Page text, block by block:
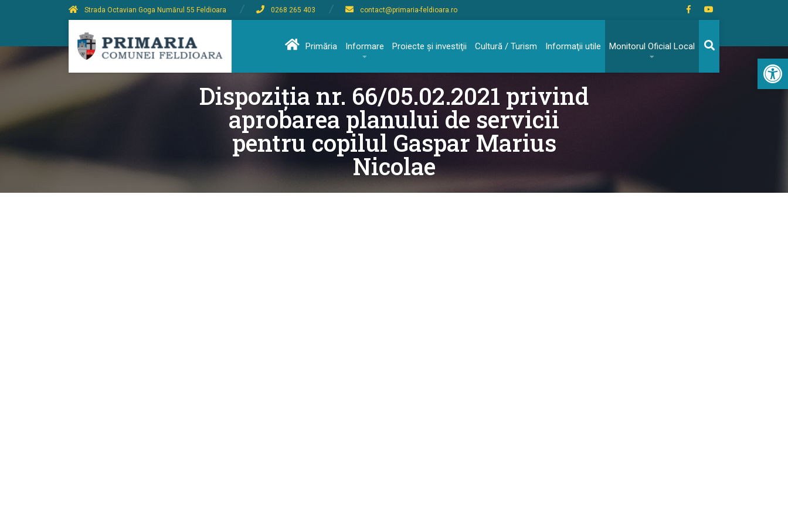
Strada Octavian Goga Numărul 55 Feldioara 0268 265 403 contact@primaria-feldioara.ro
Primăria Informare Proiecte şi investiţii Cultură / Turism Informaţii utile Monitorul Oficial Local
Dispoziția nr. 66/05.02.2021 privind
aprobarea planului de servicii
pentru copilul Gaspar Marius
Nicolae